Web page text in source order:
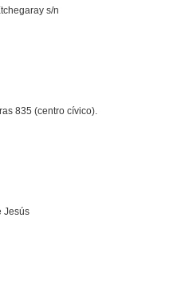
s/n
835 (centro cívico).
Jesús